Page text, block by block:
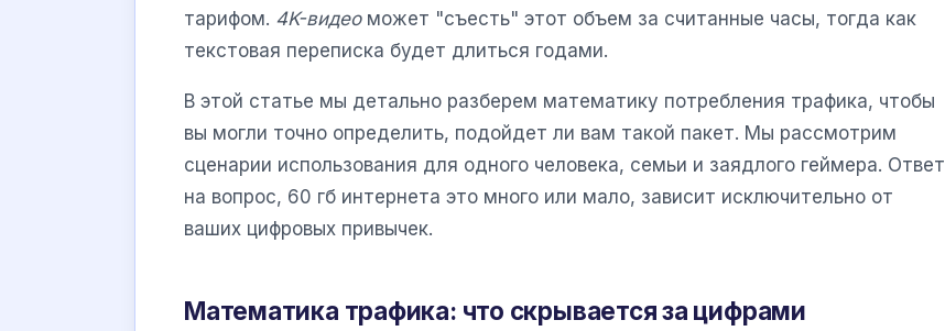
тарифом. 4K-видеоможет "съесть" этот объем за считанные часы, тогда как
текстовая переписка будет длиться годами.
В этой статье мы детально разберем математику потребления трафика, чтобы
вы могли точно определить, подойдет ли вам такой пакет. Мы рассмотрим
сценарии использования для одного человека, семьи и заядлого геймера. Ответ
на вопрос, 60 гб интернета это много или мало, зависит исключительно от
ваших цифровых привычек.
Математика трафика: что скрывается за цифрами